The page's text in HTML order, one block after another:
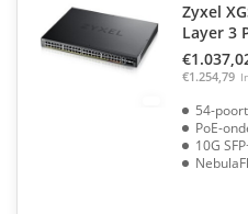
Zyxel
Layer 3
€1.254,79
54-
PoE-
10G